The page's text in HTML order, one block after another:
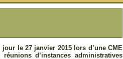
le 27 janvier 2015 lors d’une CME
d’instances administratives